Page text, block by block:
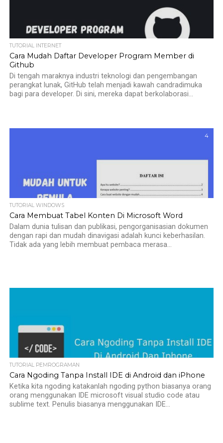
TUTORIAL INTERNET
Cara Mudah Daftar Developer Program Member di
Github
Di tengah maraknya industri teknologi dan pengembangan
perangkat lunak, GitHub telah menjadi kawah candradimuka
bagi para developer. Di sini, mereka dapat berkolaborasi...
4
TUTORIAL WINDOWS
Cara Membuat Tabel Konten Di Microsoft Word
Dalam dunia tulisan dan publikasi, pengorganisasian dokumen
dengan rapi dan mudah dinavigasi adalah kunci keberhasilan.
Tidak ada yang lebih membuat pembaca merasa...
TUTORIAL PEMROGRAMAN
Cara Ngoding Tanpa Install IDE di Android dan iPhone
Ketika kita ngoding katakanlah ngoding python biasanya orang
orang menggunakan IDE microsoft visual studio code atau
sublime text. Penulis biasanya menggunakan IDE...